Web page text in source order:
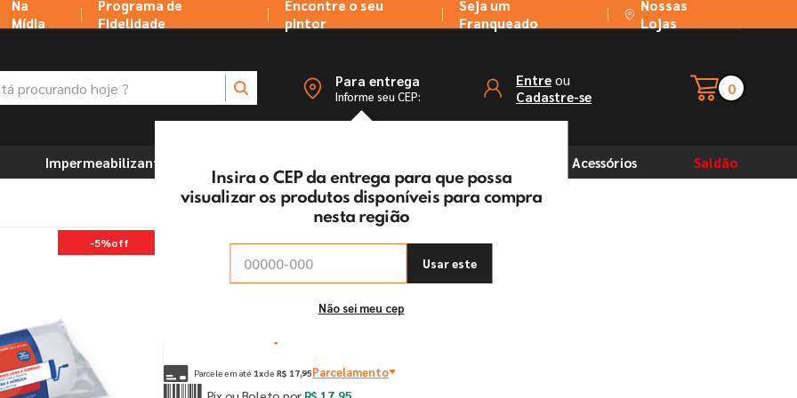
Na
Mídia
Programa de
Fidelidade
Encontre o seu
pintor
Seja um
Franqueado
Nossas
Lojas
Para entrega
Informe seu CEP:
Insira o CEP da entrega para que possa
visualizar os produtos disponíveis para compra
nesta região
Usar este
Não sei meu cep
Entre ou
Cadastre-se 0
Impermeabilizantes Acessórios Saldão
-5%off Rolo La 1312 Tigre
Vendido e entregue por:Tintas MC Ltda
Parcele em até 1xde R$ 17,95Parcelamento